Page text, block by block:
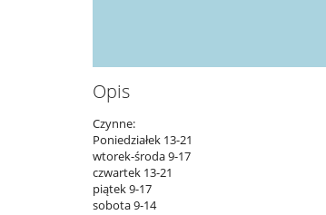
Opis
Czynne:
Poniedziałek 13-21
wtorek-środa 9-17
czwartek 13-21
piątek 9-17
sobota 9-14